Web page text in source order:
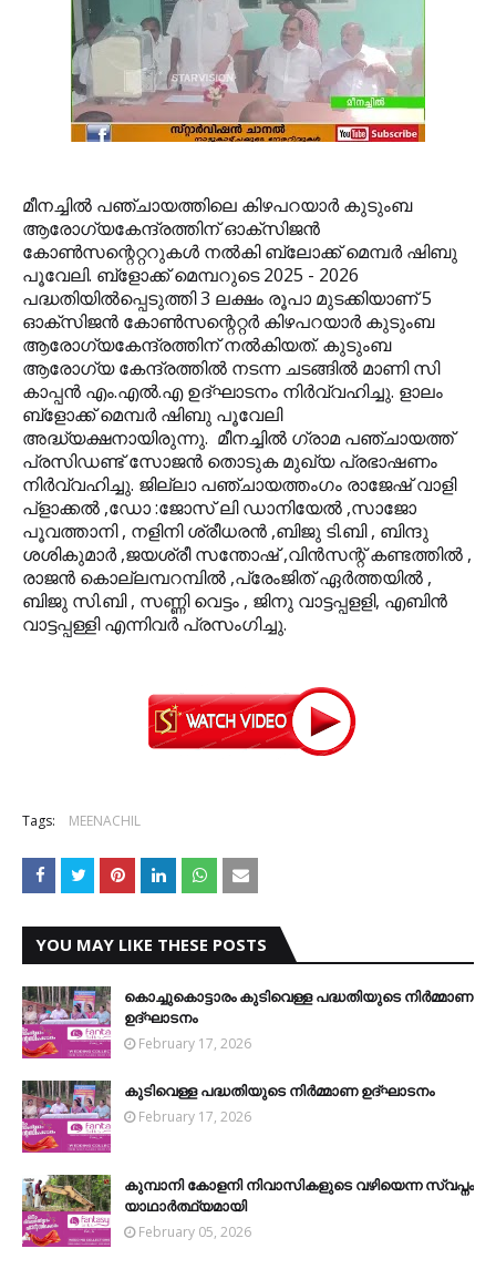
മീനച്ചില്‍ പഞ്ചായത്തിലെ കിഴപറയാര്‍ കുടുംബ
ആരോഗ്യകേന്ദ്രത്തിന് ഓക്‌സിജന്‍
കോണ്‍സന്റെറ്ററുകള്‍ നല്‍കി ബ്ലോക്ക് മെമ്പര്‍ ഷിബു
പൂവേലി. ബ്‌ളോക്ക് മെമ്പറുടെ 2025 - 2026
പദ്ധതിയില്‍പ്പെടുത്തി 3 ലക്ഷം രൂപാ മുടക്കിയാണ് 5
ഓക്‌സിജന്‍ കോണ്‍സന്റെറ്റര്‍ കിഴപറയാര്‍ കുടുംബ
ആരോഗ്യകേന്ദ്രത്തിന് നല്‍കിയത്. കുടുംബ
ആരോഗ്യ കേന്ദ്രത്തില്‍ നടന്ന ചടങ്ങില്‍ മാണി സി
കാപ്പന്‍ എം.എല്‍.എ ഉദ്ഘാടനം നിര്‍വ്വഹിച്ചു. ളാലം
ബ്‌ളോക്ക് മെമ്പര്‍ ഷിബു പൂവേലി
അദ്ധ്യക്ഷനായിരുന്നു. മീനച്ചില്‍ ഗ്രാമ പഞ്ചായത്ത്
പ്രസിഡണ്ട് സോജന്‍ തൊടുക മുഖ്യ പ്രഭാഷണം
നിര്‍വ്വഹിച്ചു. ജില്ലാ പഞ്ചായത്തംഗം രാജേഷ് വാളി
പ്‌ളാക്കല്‍ ,ഡോ :ജോസ് ലി ഡാനിയേല്‍ ,സാജോ
പൂവത്താനി , നളിനി ശ്രീധരന്‍ ,ബിജു ടി.ബി , ബിന്ദു
ശശികുമാര്‍ ,ജയശ്രീ സന്തോഷ് ,വിന്‍സന്റ് കണ്ടത്തില്‍ ,
രാജന്‍ കൊല്ലമ്പറമ്പില്‍ ,പ്രേംജിത് ഏര്‍ത്തയില്‍ ,
ബിജു സി.ബി , സണ്ണി വെട്ടം , ജിനു വാട്ടപ്പളളി, എബിന്‍
വാട്ടപ്പള്ളി എന്നിവര്‍ പ്രസംഗിച്ചു.
Tags: MEENACHIL
YOU MAY LIKE THESE POSTS
കൊച്ചുകൊട്ടാരം കുടിവെള്ള പദ്ധതിയുടെ നിര്‍മ്മാണ
ഉദ്ഘാടനം
February 17, 2026
കുടിവെള്ള പദ്ധതിയുടെ നിര്‍മ്മാണ ഉദ്ഘാടനം
February 17, 2026
കുമ്പാനി കോളനി നിവാസികളുടെ വഴിയെന്ന സ്വപ്നം
യാഥാര്‍ത്ഥ്യമായി
February 05, 2026